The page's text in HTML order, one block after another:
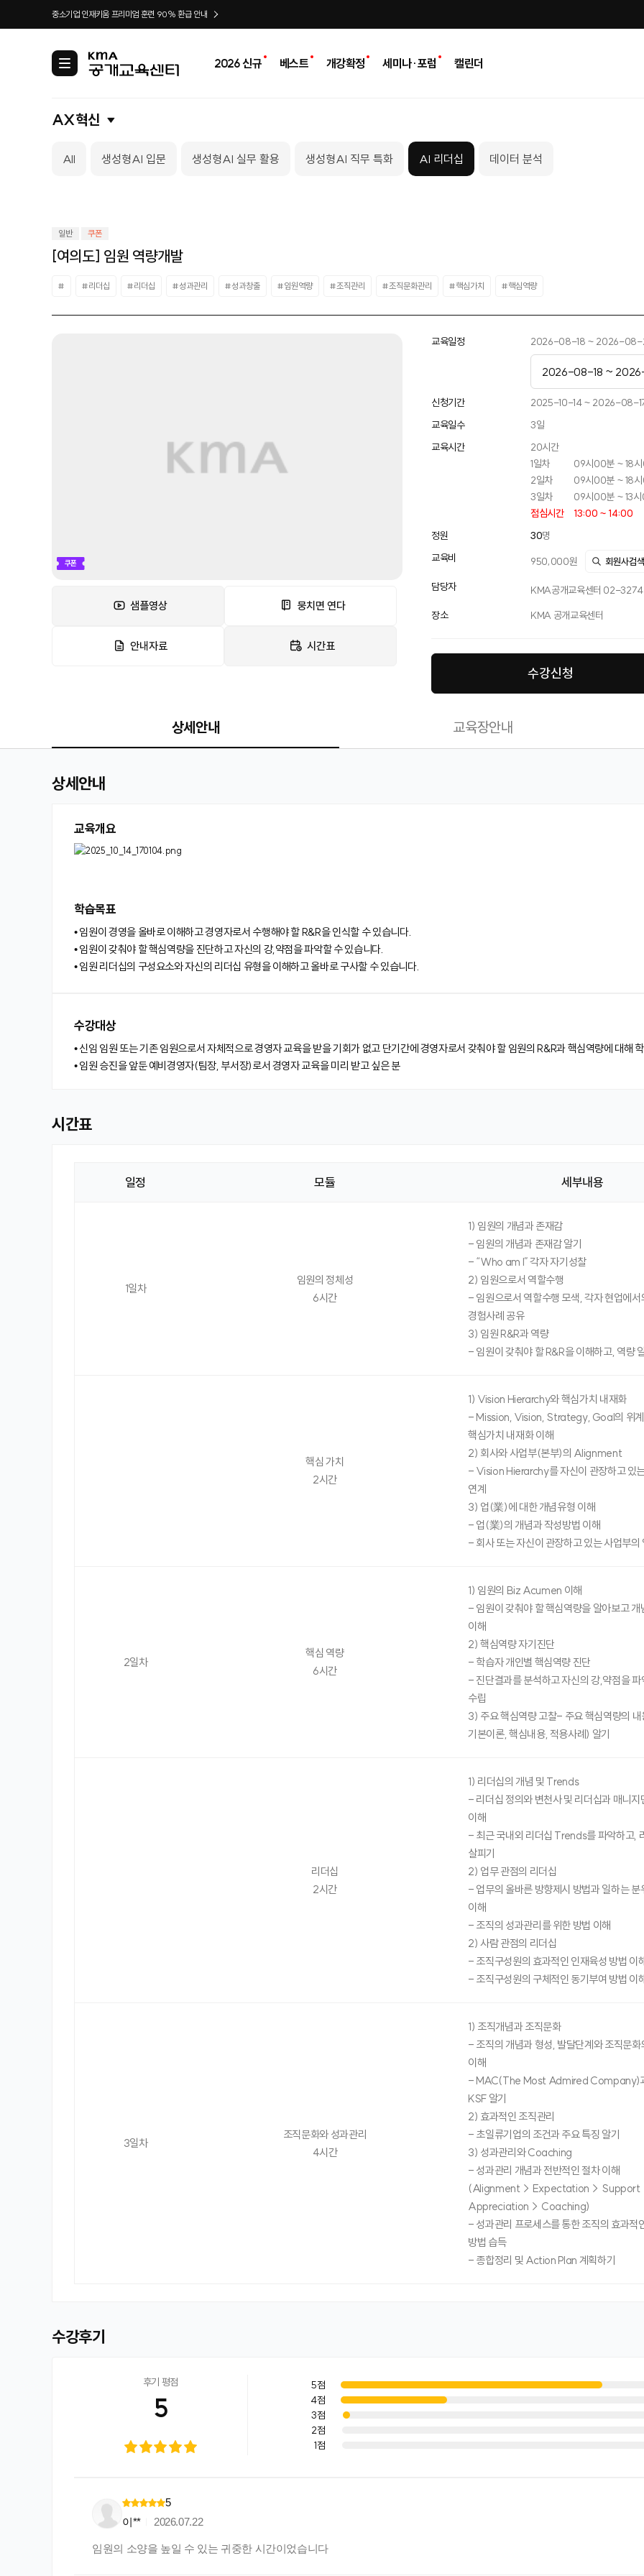
중소기업 인재키움 프리미엄 훈련 90% 환급 안내
카
테
2026 신규 베스트 개강확정 세미나·포럼 캘린더
AX혁신
All 생성형AI 입문 생성형AI 실무 활용 생성형AI 직무 특화 AI 리더십 데이터 분석
일반 쿠폰
[여의도] 임원 역량개발
# #리더십 #리더십 #성과관리 #성과창출 #임원역량 #조직관리 #조직문화관리 #핵심가치 #핵심역량
쿠폰
샘플영상 뭉치면 연다
안내자료 시간표
교육일정 2026-08-18 ~ 2026-
2026-08-18 ~
2026-07-20 ~
2026-08-18 ~
2026-09-14 ~
2026-10-21 ~
2026-11-09 ~ 2026-
신청기간
2025-10-14 ~ 2026-08-
교육일수
3일
교육시간
20시간
1일차
09시00분 ~ 18
2일차
09시00분 ~ 18
3일차
09시00분 ~ 13
점심시간
13:00 ~ 14:00
정원
30명
교육비
950,000원 회원사검색
담당자
KMA공개교육센터 02-
장소
KMA 공개교육센터
수강신청
상세안내 교육장안내
상세안내
교육개요
학습목표
• 임원이 경영을 올바로 이해하고 경영자로서 수행해야 할 R&R을 인식할 수 있습니다.
• 임원이 갖춰야 할 핵심역량을 진단하고 자신의 강,약점을 파악할 수 있습니다.
• 임원 리더십의 구성요소와 자신의 리더십 유형을 이해하고 올바로 구사할 수 있습니다.
수강대상
• 신임 임원 또는 기존 임원으로서 자체적으로 경영자 교육을 받을 기회가 없고 단기간에 경영자로서 갖춰야 할 임원의 R&R과 핵심역량에 대해
• 임원 승진을 앞둔 예비경영자(팀장, 부서장)로서 경영자 교육을 미리 받고 싶은 분
시간표
일정 모듈 세부내용
1일차
임원의 정체성
6시간
1) 임원의 개념과 존재감
- 임원의 개념과 존재감 알기
- “Who am I” 각자 자기성찰
2) 임원으로서 역할수행
- 임원으로서 역할수행 모색, 각자 현업에서
경험사례 공유
3) 임원 R&R과 역량
- 임원이 갖춰야 할 R&R을 이해하고, 역량
핵심 가치
2시간
1) Vision Hierarchy와 핵심가치 내재화
- Mission, Vision, Strategy, Goal의 위
핵심가치 내재화 이해
2) 회사와 사업부(본부)의 Alignment
- Vision Hierarchy를 자신이 관장하고 있
연계
3) 업(業)에 대한 개념유형 이해
- 업(業)의 개념과 작성방법 이해
- 회사 또는 자신이 관장하고 있는 사업부
2일차
핵심 역량
6시간
1) 임원의 Biz Acumen 이해
- 임원이 갖춰야 할 핵심역량을 알아보고 개
이해
2) 핵심역량 자기진단
- 학습자 개인별 핵심역량 진단
- 진단결과를 분석하고 자신의 강,약점을 파
수립
3) 주요 핵심역량 고찰- 주요 핵심역량의
기본이론, 핵심내용, 적용사례) 알기
리더십
2시간
1) 리더십의 개념 및 Trends
- 리더십 정의와 변천사 및 리더십과 매니지
이해
- 최근 국내외 리더십 Trends를 파악하고,
살피기
2) 업무 관점의 리더십
- 업무의 올바른 방향제시 방법과 일하는 분
이해
- 조직의 성과관리를 위한 방법 이해
2) 사람 관점의 리더십
- 조직구성원의 효과적인 인재육성 방법 이
- 조직구성원의 구체적인 동기부여 방법 이
3일차
조직문화와 성과관리
4시간
1) 조직개념과 조직문화
- 조직의 개념과 형성, 발달단계와 조직문화
이해
- MAC(The Most Admired Company)
KSF 알기
2) 효과적인 조직관리
- 초일류기업의 조건과 주요 특징 알기
3) 성과관리와 Coaching
- 성과관리 개념과 전반적인 절차 이해
(Alignment→ Expectation→
Appreciation→ Coaching)
- 성과관리 프로세스를 통한 조직의 효과적
방법 습득
- 종합정리 및 Action Plan 계획하기
수강후기
후기 평점
5
5점
4점
3점
2점
1점
5
이**
2026.07.22
임원의 소양을 높일 수 있는 귀중한 시간이었습니다